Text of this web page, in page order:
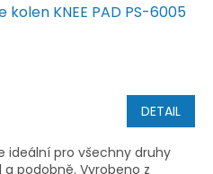
KNEE PAD PS-6005
DETAIL
ideální pro všechny druhy
podobně. Vyrobeno z